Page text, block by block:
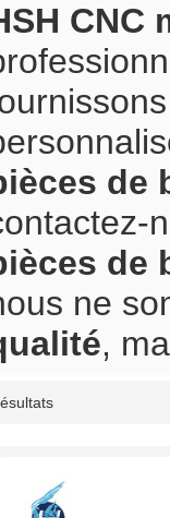
CNC
de
de
ne
,